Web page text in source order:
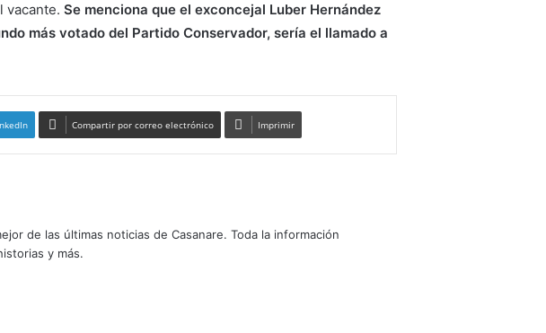
vacante. Se menciona que el exconcejal Luber Hernández
más votado del Partido Conservador, sería el llamado a
Compartir por correo electrónico Imprimir
de las últimas noticias de Casanare. Toda la información
y más.